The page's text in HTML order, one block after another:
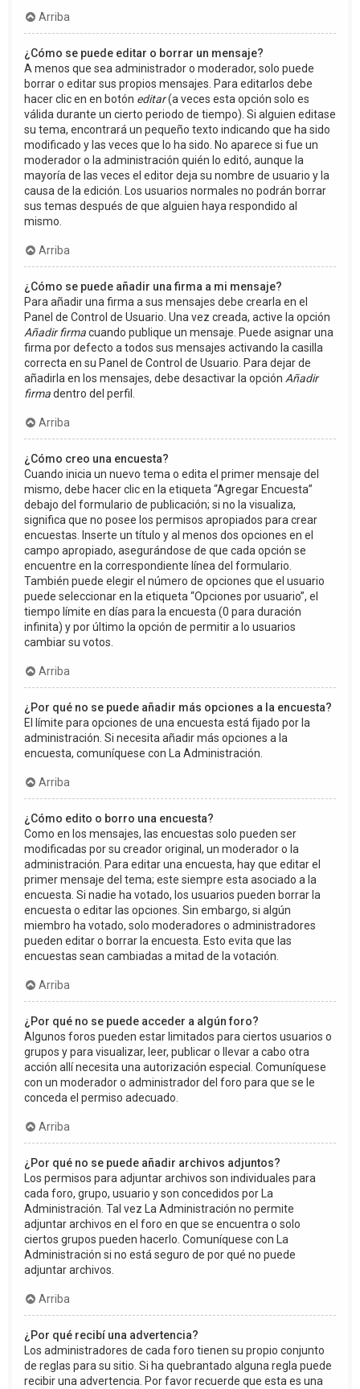
Arriba
¿Cómo se puede editar o borrar un mensaje?
A menos que sea administrador o moderador, solo puede
borrar o editar sus propios mensajes. Para editarlos debe
hacer clic en en botón editar(a veces esta opción solo es
válida durante un cierto periodo de tiempo). Si alguien editase
su tema, encontrará un pequeño texto indicando que ha sido
modificado y las veces que lo ha sido. No aparece si fue un
moderador o la administración quién lo editó, aunque la
mayoría de las veces el editor deja su nombre de usuario y la
causa de la edición. Los usuarios normales no podrán borrar
sus temas después de que alguien haya respondido al
mismo.
Arriba
¿Cómo se puede añadir una firma a mi mensaje?
Para añadir una firma a sus mensajes debe crearla en el
Panel de Control de Usuario. Una vez creada, active la opción
Añadir firmacuando publique un mensaje. Puede asignar una
firma por defecto a todos sus mensajes activando la casilla
correcta en su Panel de Control de Usuario. Para dejar de
añadirla en los mensajes, debe desactivar la opción Añadir
firmadentro del perfil.
Arriba
¿Cómo creo una encuesta?
Cuando inicia un nuevo tema o edita el primer mensaje del
mismo, debe hacer clic en la etiqueta “Agregar Encuesta”
debajo del formulario de publicación; si no la visualiza,
significa que no posee los permisos apropiados para crear
encuestas. Inserte un título y al menos dos opciones en el
campo apropiado, asegurándose de que cada opción se
encuentre en la correspondiente línea del formulario.
También puede elegir el número de opciones que el usuario
puede seleccionar en la etiqueta “Opciones por usuario”, el
tiempo límite en días para la encuesta (0 para duración
infinita) y por último la opción de permitir a lo usuarios
cambiar su votos.
Arriba
¿Por qué no se puede añadir más opciones a la encuesta?
El límite para opciones de una encuesta está fijado por la
administración. Si necesita añadir más opciones a la
encuesta, comuníquese con La Administración.
Arriba
¿Cómo edito o borro una encuesta?
Como en los mensajes, las encuestas solo pueden ser
modificadas por su creador original, un moderador o la
administración. Para editar una encuesta, hay que editar el
primer mensaje del tema; este siempre esta asociado a la
encuesta. Si nadie ha votado, los usuarios pueden borrar la
encuesta o editar las opciones. Sin embargo, si algún
miembro ha votado, solo moderadores o administradores
pueden editar o borrar la encuesta. Esto evita que las
encuestas sean cambiadas a mitad de la votación.
Arriba
¿Por qué no se puede acceder a algún foro?
Algunos foros pueden estar limitados para ciertos usuarios o
grupos y para visualizar, leer, publicar o llevar a cabo otra
acción allí necesita una autorización especial. Comuníquese
con un moderador o administrador del foro para que se le
conceda el permiso adecuado.
Arriba
¿Por qué no se puede añadir archivos adjuntos?
Los permisos para adjuntar archivos son individuales para
cada foro, grupo, usuario y son concedidos por La
Administración. Tal vez La Administración no permite
adjuntar archivos en el foro en que se encuentra o solo
ciertos grupos pueden hacerlo. Comuníquese con La
Administración si no está seguro de por qué no puede
adjuntar archivos.
Arriba
¿Por qué recibí una advertencia?
Los administradores de cada foro tienen su propio conjunto
de reglas para su sitio. Si ha quebrantado alguna regla puede
recibir una advertencia. Por favor recuerde que esta es una